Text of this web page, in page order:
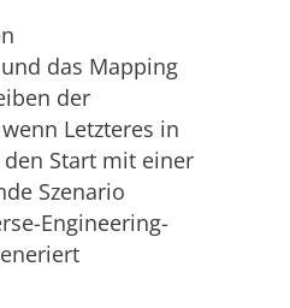
das Mapping
der
Letzteres in
Start mit einer
Szenario
Engineering-